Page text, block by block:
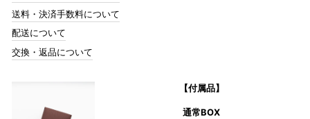
送料・決済手数料について
配送について
交換・返品について
【付属品】
通常BOX